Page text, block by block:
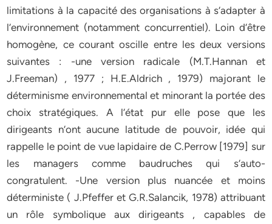
limitations à la capacité des organisations à s‘adapter à
l‘environnement (notamment concurrentiel). Loin d‘être
homogène, ce courant oscille entre les deux versions
suivantes : -une version radicale (M.T.Hannan et
J.Freeman) , 1977 ; H.E.Aldrich , 1979) majorant le
déterminisme environnemental et minorant la portée des
choix stratégiques. A l‘état pur elle pose que les
dirigeants n‘ont aucune latitude de pouvoir, idée qui
rappelle le point de vue lapidaire de C.Perrow [1979] sur
les managers comme baudruches qui s‘auto-
congratulent. -Une version plus nuancée et moins
déterministe ( J.Pfeffer et G.R.Salancik, 1978) attribuant
un rôle symbolique aux dirigeants , capables de